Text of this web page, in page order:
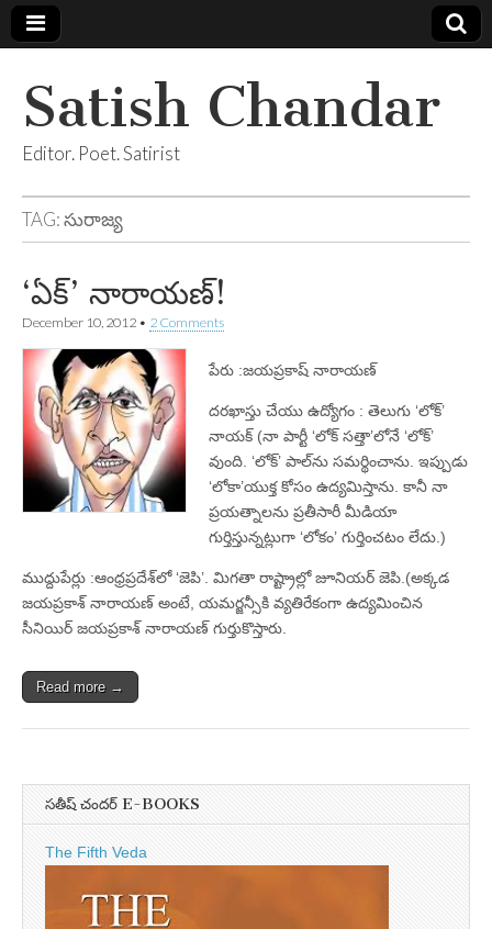
Satish Chandar
Editor. Poet. Satirist
TAG:సురాజ్య
‘ఏక్‌’ నారాయణ్‌!
December 10, 2012 • 2 Comments
పేరు :జయప్రకాష్‌ నారాయణ్‌
దరఖాస్తు చేయు ఉద్యోగం : తెలుగు ‘లోక్‌’
నాయక్‌ (నా పార్టీ ‘లోక్‌ సత్తా’లోనే ‘లోక్‌’
వుంది. ‘లోక్‌’ పాల్‌ను సమర్థించాను. ఇప్పుడు
‘లోకా’యుక్త కోసం ఉద్యమిస్తాను. కానీ నా
ప్రయత్నాలను ప్రతీసారీ మీడియా
గుర్తిస్తున్నట్లుగా ‘లోకం’ గుర్తించటం లేదు.)
ముద్దుపేర్లు :ఆంధ్రప్రదేశ్‌లో ‘జెపి’. మిగతా రాష్ట్రాల్లో జూనియర్‌ జెపి.(అక్కడ
జయప్రకాశ్‌ నారాయణ్‌ అంటే, యమర్జన్సీకి వ్యతిరేకంగా ఉద్యమించిన
సీనియిర్‌ జయప్రకాశ్‌ నారాయణ్‌ గుర్తుకొస్తారు.
Read more →
సతీష్ చందర్ E-BOOKS
The Fifth Veda